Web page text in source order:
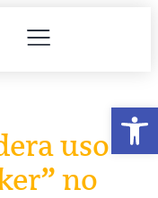
uso
no